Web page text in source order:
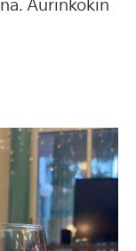
Aurinkokin